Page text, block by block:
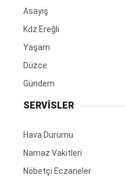
Asayiş
Kdz.Ereğli
Yaşam
Düzce
Gündem
SERVİSLER
Hava Durumu
Namaz Vakitleri
Nöbetçi Eczaneler